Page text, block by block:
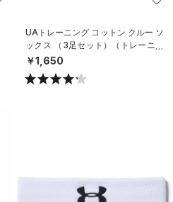
UAトレーニング コットン クルー ソ
ックス （3足セット）（トレーニン
グ/UNISEX）
￥1,650